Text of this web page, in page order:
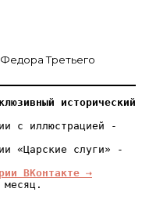
Третьего
исторический
с иллюстрацией -
«Царские слуги» -
ВКонтакте ⇢